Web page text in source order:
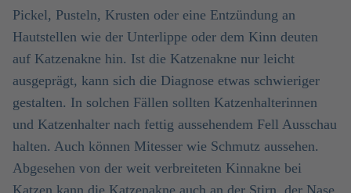
Pickel, Pusteln, Krusten oder eine Entzündung an
Hautstellen wie der Unterlippe oder dem Kinn deuten
auf Katzenakne hin. Ist die Katzenakne nur leicht
ausgeprägt, kann sich die Diagnose etwas schwieriger
gestalten. In solchen Fällen sollten Katzenhalterinnen
und Katzenhalter nach fettig aussehendem Fell Ausschau
halten. Auch können Mitesser wie Schmutz aussehen.
Abgesehen von der weit verbreiteten Kinnakne bei
Katzen kann die Katzenakne auch an der Stirn, der Nase